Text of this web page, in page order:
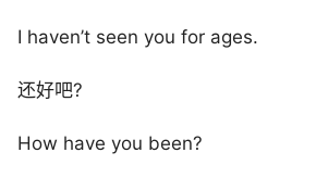
I haven’t seen you for ages.
还好吧?
How have you been?